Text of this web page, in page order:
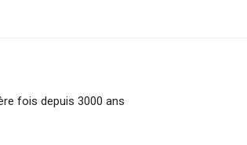
fois depuis 3000 ans